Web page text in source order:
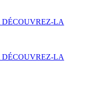
DÉCOUVREZ-LA
DÉCOUVREZ-LA